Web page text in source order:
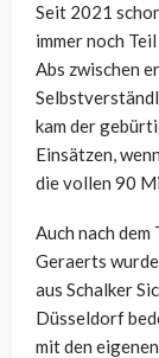
Seit 2021
immer noch
Abs zwischen
kam der
Einsätzen,
die vollen 90
Auch nach
Geraerts
aus Schalker
Düsseldorf
mit den